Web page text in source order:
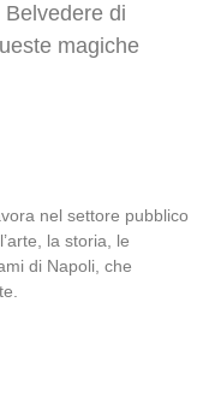
di
magiche
nel settore pubblico
la storia, le
di Napoli, che